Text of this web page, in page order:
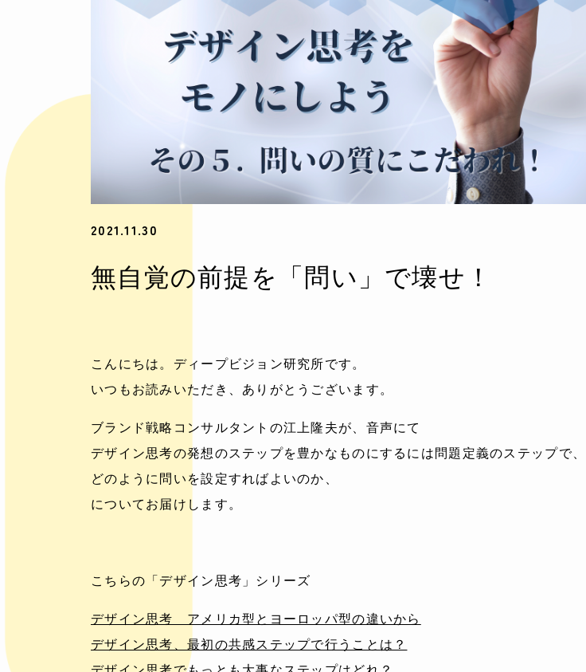
2021.11.30
無自覚の前提を「問い」で壊せ！
こんにちは。ディープビジョン研究所です。
いつもお読みいただき、ありがとうございます。
ブランド戦略コンサルタントの江上隆夫が、音声にて
デザイン思考の発想のステップを豊かなものにするには問題定義のステップで、
どのように問いを設定すればよいのか、
についてお届けします。
こちらの「デザイン思考」シリーズ
デザイン思考 アメリカ型とヨーロッパ型の違いから
デザイン思考、最初の共感ステップで行うことは？